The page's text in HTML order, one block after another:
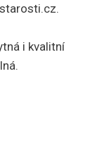
i kvalitní